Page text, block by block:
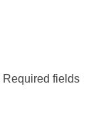
Required fields